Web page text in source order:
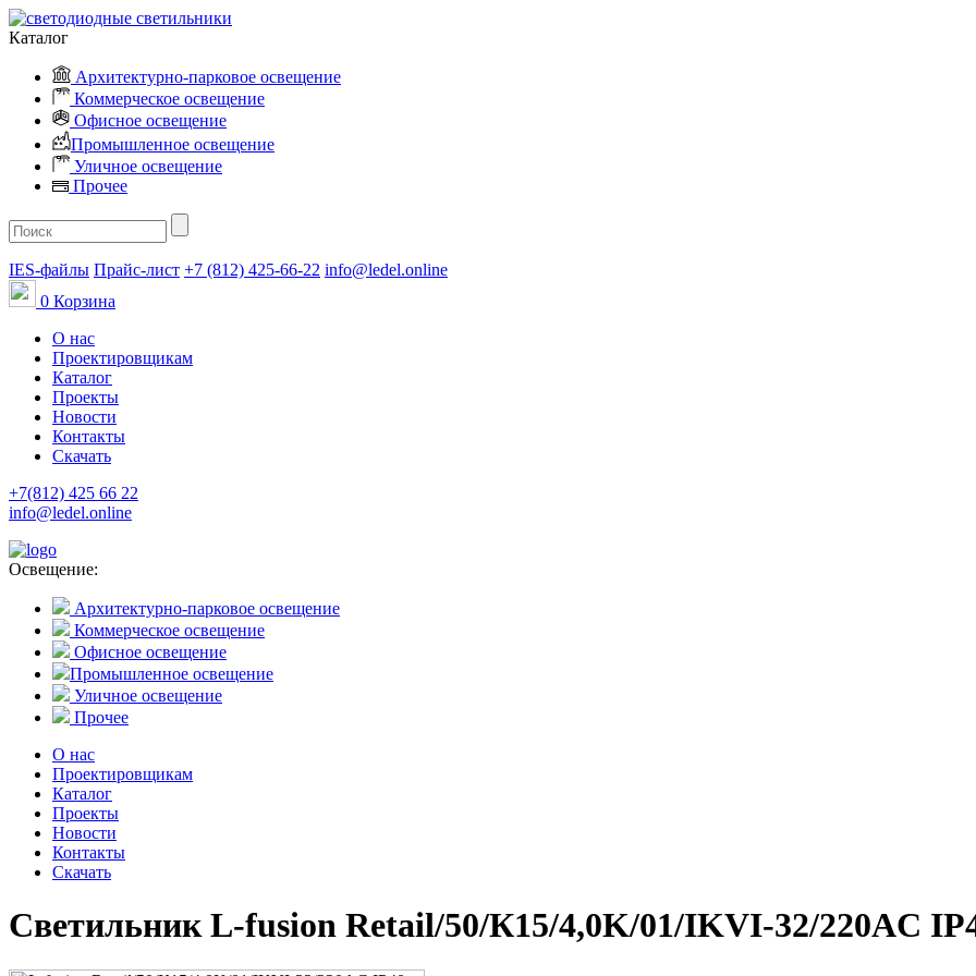
Каталог
Архитектурно-парковое освещение
Коммерческое освещение
Офисное освещение
Промышленное освещение
Уличное освещение
Прочее
IES-файлы Прайс-лист +7 (812) 425-66-22 info@ledel.online
0 Корзина
О нас
Проектировщикам
Каталог
Проекты
Новости
Контакты
Скачать
+7(812) 425 66 22
info@ledel.online
Освещение:
Архитектурно-парковое освещение
Коммерческое освещение
Офисное освещение
Промышленное освещение
Уличное освещение
Прочее
О нас
Проектировщикам
Каталог
Проекты
Новости
Контакты
Скачать
Светильник L-fusion Retail/50/К15/4,0K/01/IKVI-32/220AC